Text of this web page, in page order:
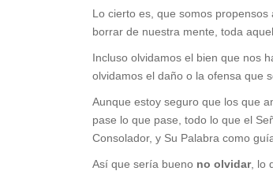
Lo cierto es, que somos
borrar de nuestra mente, toda
Incluso olvidamos el bien que nos
olvidamos el daño o la ofensa que
Aunque estoy seguro que los que
pase lo que pase, todo lo que el
Consolador, y Su Palabra como
Así que sería bueno no olvidar, lo